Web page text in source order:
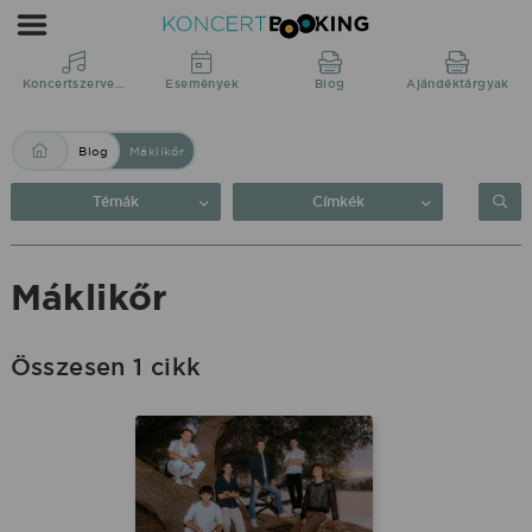
Blog:
Máklikőr
KoncertBooking
Közvetlenül
produkciótól.
Koncertszervezés Események Blog Ajándéktárgyak
Blog Máklikőr
Témák Címkék
Máklikőr
Összesen 1 cikk